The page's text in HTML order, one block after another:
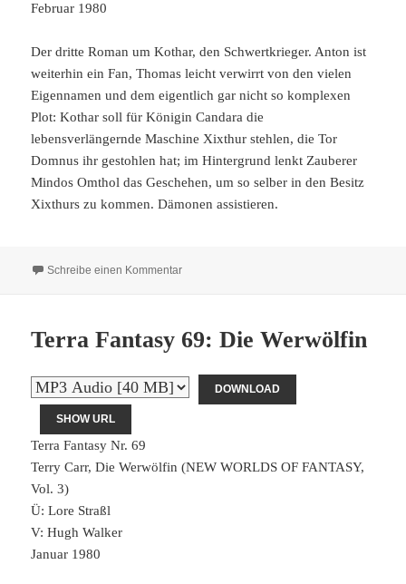
Februar 1980
Der dritte Roman um Kothar, den Schwertkrieger. Anton ist
weiterhin ein Fan, Thomas leicht verwirrt von den vielen
Eigennamen und dem eigentlich gar nicht so komplexen
Plot: Kothar soll für Königin Candara die
lebensverlängernde Maschine Xixthur stehlen, die Tor
Domnus ihr gestohlen hat; im Hintergrund lenkt Zauberer
Mindos Omthol das Geschehen, um so selber in den Besitz
Xixthurs zu kommen. Dämonen assistieren.
Schreibe einen Kommentarzu Terra Fantasy 70: Die Dämonenkönigin
Terra Fantasy 69: Die Werwölfin
DOWNLOAD
SHOW URL
Terra Fantasy Nr. 69
Terry Carr, Die Werwölfin (NEW WORLDS OF FANTASY,
Vol. 3)
Ü: Lore Straßl
V: Hugh Walker
Januar 1980